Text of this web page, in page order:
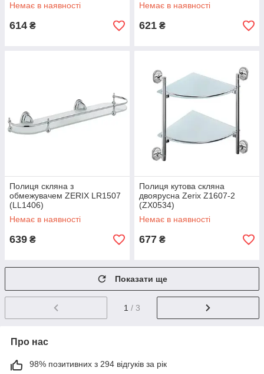
Немає в наявності
614 ₴
Немає в наявності
621 ₴
Полиця скляна з
обмежувачем ZERIX LR1507
(LL1406)
Немає в наявності
639 ₴
Полиця кутова скляна
двоярусна Zerix Z1607-2
(ZX0534)
Немає в наявності
677 ₴
Показати ще
1 / 3
Про нас
98% позитивних з 294 відгуків за рік